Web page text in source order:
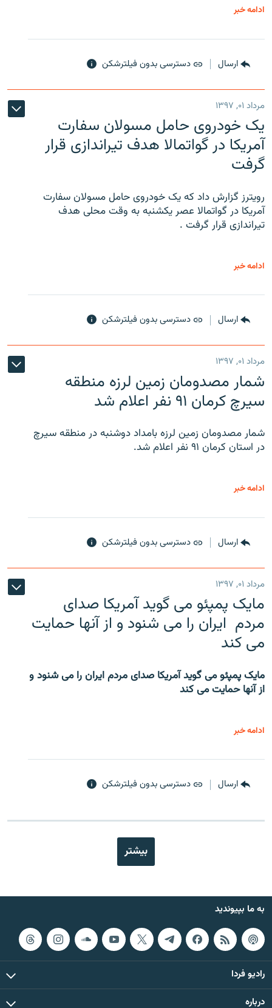
ادامه خبر
ارسال دسترسی بدون فیلترشکن
مرداد ۰۱, ۱۳۹۷
یک خودروی حامل مسولان سفارت
آمریکا در گواتمالا هدف تیراندازی قرار
گرفت
رویترز گزارش داد که یک خودروی حامل مسولان سفارت
آمریکا در گواتمالا عصر یکشنبه به وقت محلی هدف
تیراندازی قرار گرفت .
ادامه خبر
ارسال دسترسی بدون فیلترشکن
مرداد ۰۱, ۱۳۹۷
شمار مصدومان زمین لرزه منطقه
سیرچ کرمان ۹۱ نفر اعلام شد
شمار مصدومان زمین لرزه بامداد دوشنبه در منطقه سیرچ
در استان کرمان ۹۱ نفر اعلام شد.
ادامه خبر
ارسال دسترسی بدون فیلترشکن
مرداد ۰۱, ۱۳۹۷
مایک پمپئو می گوید آمریکا صدای
مردم ایران را می شنود و از آنها حمایت
می کند
مایک پمپئو می گوید آمریکا صدای مردم ایران را می شنود و
از آنها حمایت می کند
ادامه خبر
ارسال دسترسی بدون فیلترشکن
بیشتر
به ما بپیوندید
رادیو فردا
درباره